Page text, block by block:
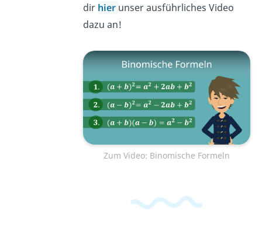
dir hier unser ausführliches Video
dazu an!
Zum Video: Binomische Formeln